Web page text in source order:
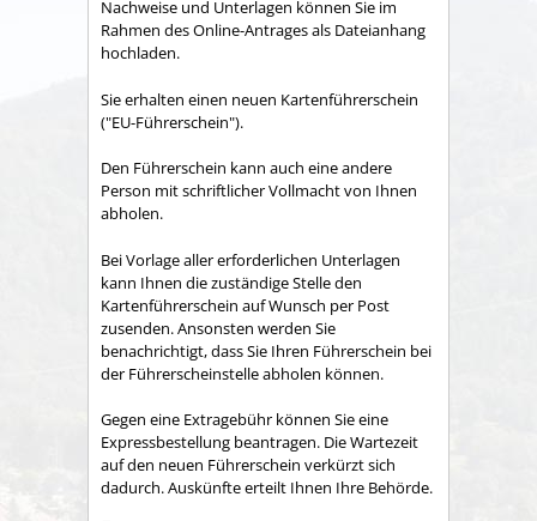
Nachweise und Unterlagen können Sie im
Rahmen des Online-Antrages als Dateianhang
hochladen.
Sie erhalten einen neuen Kartenführerschein
("EU-Führerschein").
Den Führerschein kann auch eine andere
Person mit schriftlicher Vollmacht von Ihnen
abholen.
Bei Vorlage aller erforderlichen Unterlagen
kann Ihnen die zuständige Stelle den
Kartenführerschein auf Wunsch per Post
zusenden. Ansonsten werden Sie
benachrichtigt, dass Sie Ihren Führerschein bei
der Führerscheinstelle abholen können.
Gegen eine Extragebühr können Sie eine
Expressbestellung beantragen. Die Wartezeit
auf den neuen Führerschein verkürzt sich
dadurch. Auskünfte erteilt Ihnen Ihre Behörde.